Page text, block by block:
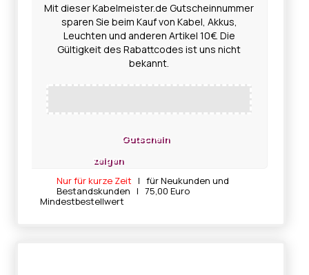
Mit dieser Kabelmeister.de Gutscheinnummer
sparen Sie beim Kauf von Kabel, Akkus,
Leuchten und anderen Artikel 10€. Die
Gültigkeit des Rabattcodes ist uns nicht
bekannt.
Gutschein
zeigen
Nur für kurze Zeit | für Neukunden und
Bestandskunden | 75,00 Euro
Mindestbestellwert